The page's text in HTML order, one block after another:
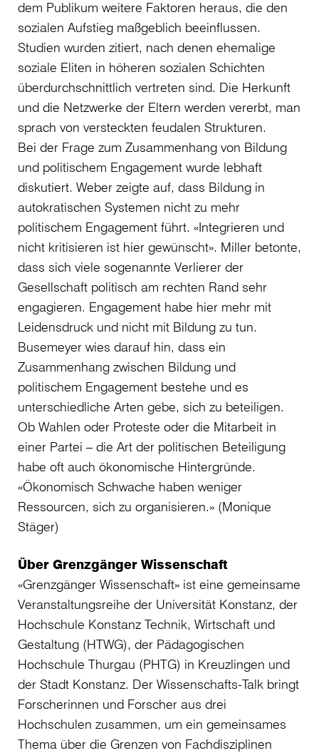
dem Publikum weitere Faktoren heraus, die den
sozialen Aufstieg maßgeblich beeinflussen.
Studien wurden zitiert, nach denen ehemalige
soziale Eliten in höheren sozialen Schichten
überdurchschnittlich vertreten sind. Die Herkunft
und die Netzwerke der Eltern werden vererbt, man
sprach von versteckten feudalen Strukturen.
Bei der Frage zum Zusammenhang von Bildung
und politischem Engagement wurde lebhaft
diskutiert. Weber zeigte auf, dass Bildung in
autokratischen Systemen nicht zu mehr
politischem Engagement führt. «Integrieren und
nicht kritisieren ist hier gewünscht». Miller betonte,
dass sich viele sogenannte Verlierer der
Gesellschaft politisch am rechten Rand sehr
engagieren. Engagement habe hier mehr mit
Leidensdruck und nicht mit Bildung zu tun.
Busemeyer wies darauf hin, dass ein
Zusammenhang zwischen Bildung und
politischem Engagement bestehe und es
unterschiedliche Arten gebe, sich zu beteiligen.
Ob Wahlen oder Proteste oder die Mitarbeit in
einer Partei – die Art der politischen Beteiligung
habe oft auch ökonomische Hintergründe.
«Ökonomisch Schwache haben weniger
Ressourcen, sich zu organisieren.» (Monique
Stäger)
Über Grenzgänger Wissenschaft
«Grenzgänger Wissenschaft» ist eine gemeinsame
Veranstaltungsreihe der Universität Konstanz, der
Hochschule Konstanz Technik, Wirtschaft und
Gestaltung (HTWG), der Pädagogischen
Hochschule Thurgau (PHTG) in Kreuzlingen und
der Stadt Konstanz. Der Wissenschafts-Talk bringt
Forscherinnen und Forscher aus drei
Hochschulen zusammen, um ein gemeinsames
Thema über die Grenzen von Fachdisziplinen